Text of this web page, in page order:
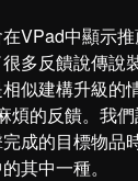
VPad中顯示
多反饋說傳說
似建構升級的
煩的反饋。我
成的目標物品
其中一種。